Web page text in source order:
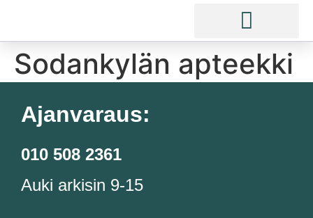
Sodankylän apteekki
Ajanvaraus:
010 508 2361
Auki arkisin 9-15